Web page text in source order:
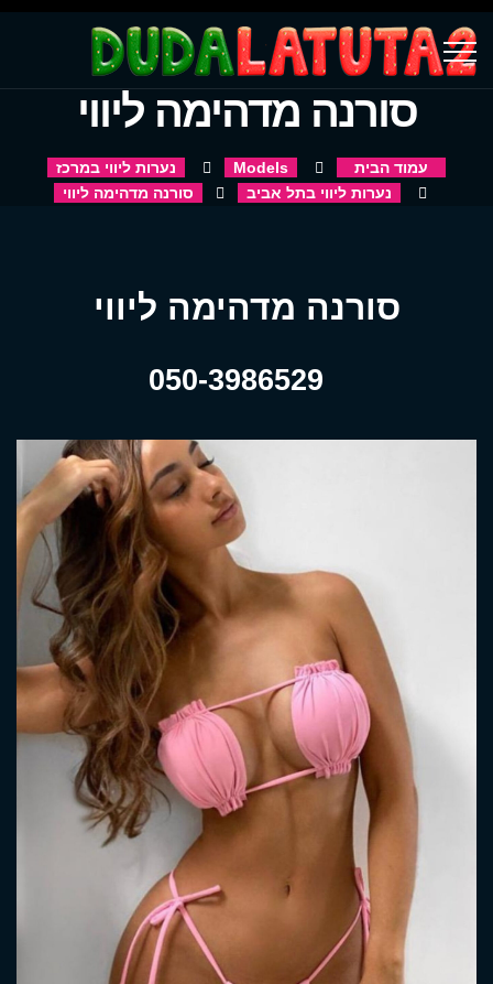
סורנה מדהימה ליווי
עמוד הבית Models
נערות ליווי במרכז
נערות ליווי בתל אביב
סורנה מדהימה ליווי
סורנה מדהימה ליווי
050-3986529